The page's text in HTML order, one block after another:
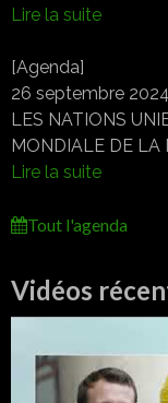
Lire la suite
[Agenda]
26 septembre 2024
LES NATIONS
MONDIALE DE LA
Lire la suite
Tout l'agenda
Vidéos